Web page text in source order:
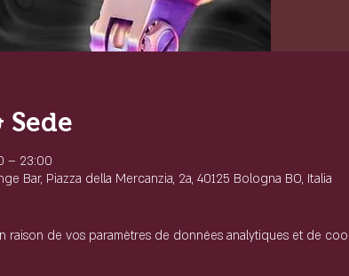
Sede
– 23:00
Bar, Piazza della Mercanzia, 2a, 40125 Bologna BO, Italia
raison de vos paramètres de données analytiques et de